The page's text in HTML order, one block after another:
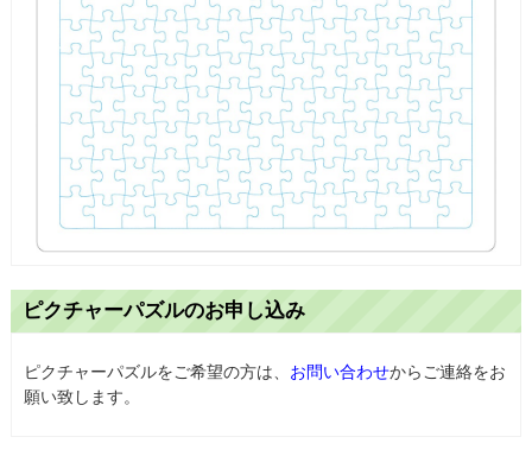
ピクチャーパズルのお申し込み
ピクチャーパズルをご希望の方は、 お問い合わせからご連絡をお
願い致します。